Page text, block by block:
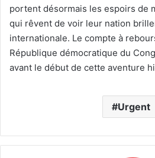
portent désormais les espoirs de
qui rêvent de voir leur nation
internationale. Le compte à
République démocratique du
avant le début de cette aventure
Urgent